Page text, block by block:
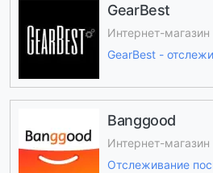
GearBest
Интернет-магазин
GearBest -
Banggood
Интернет-магазин
Отслеживание